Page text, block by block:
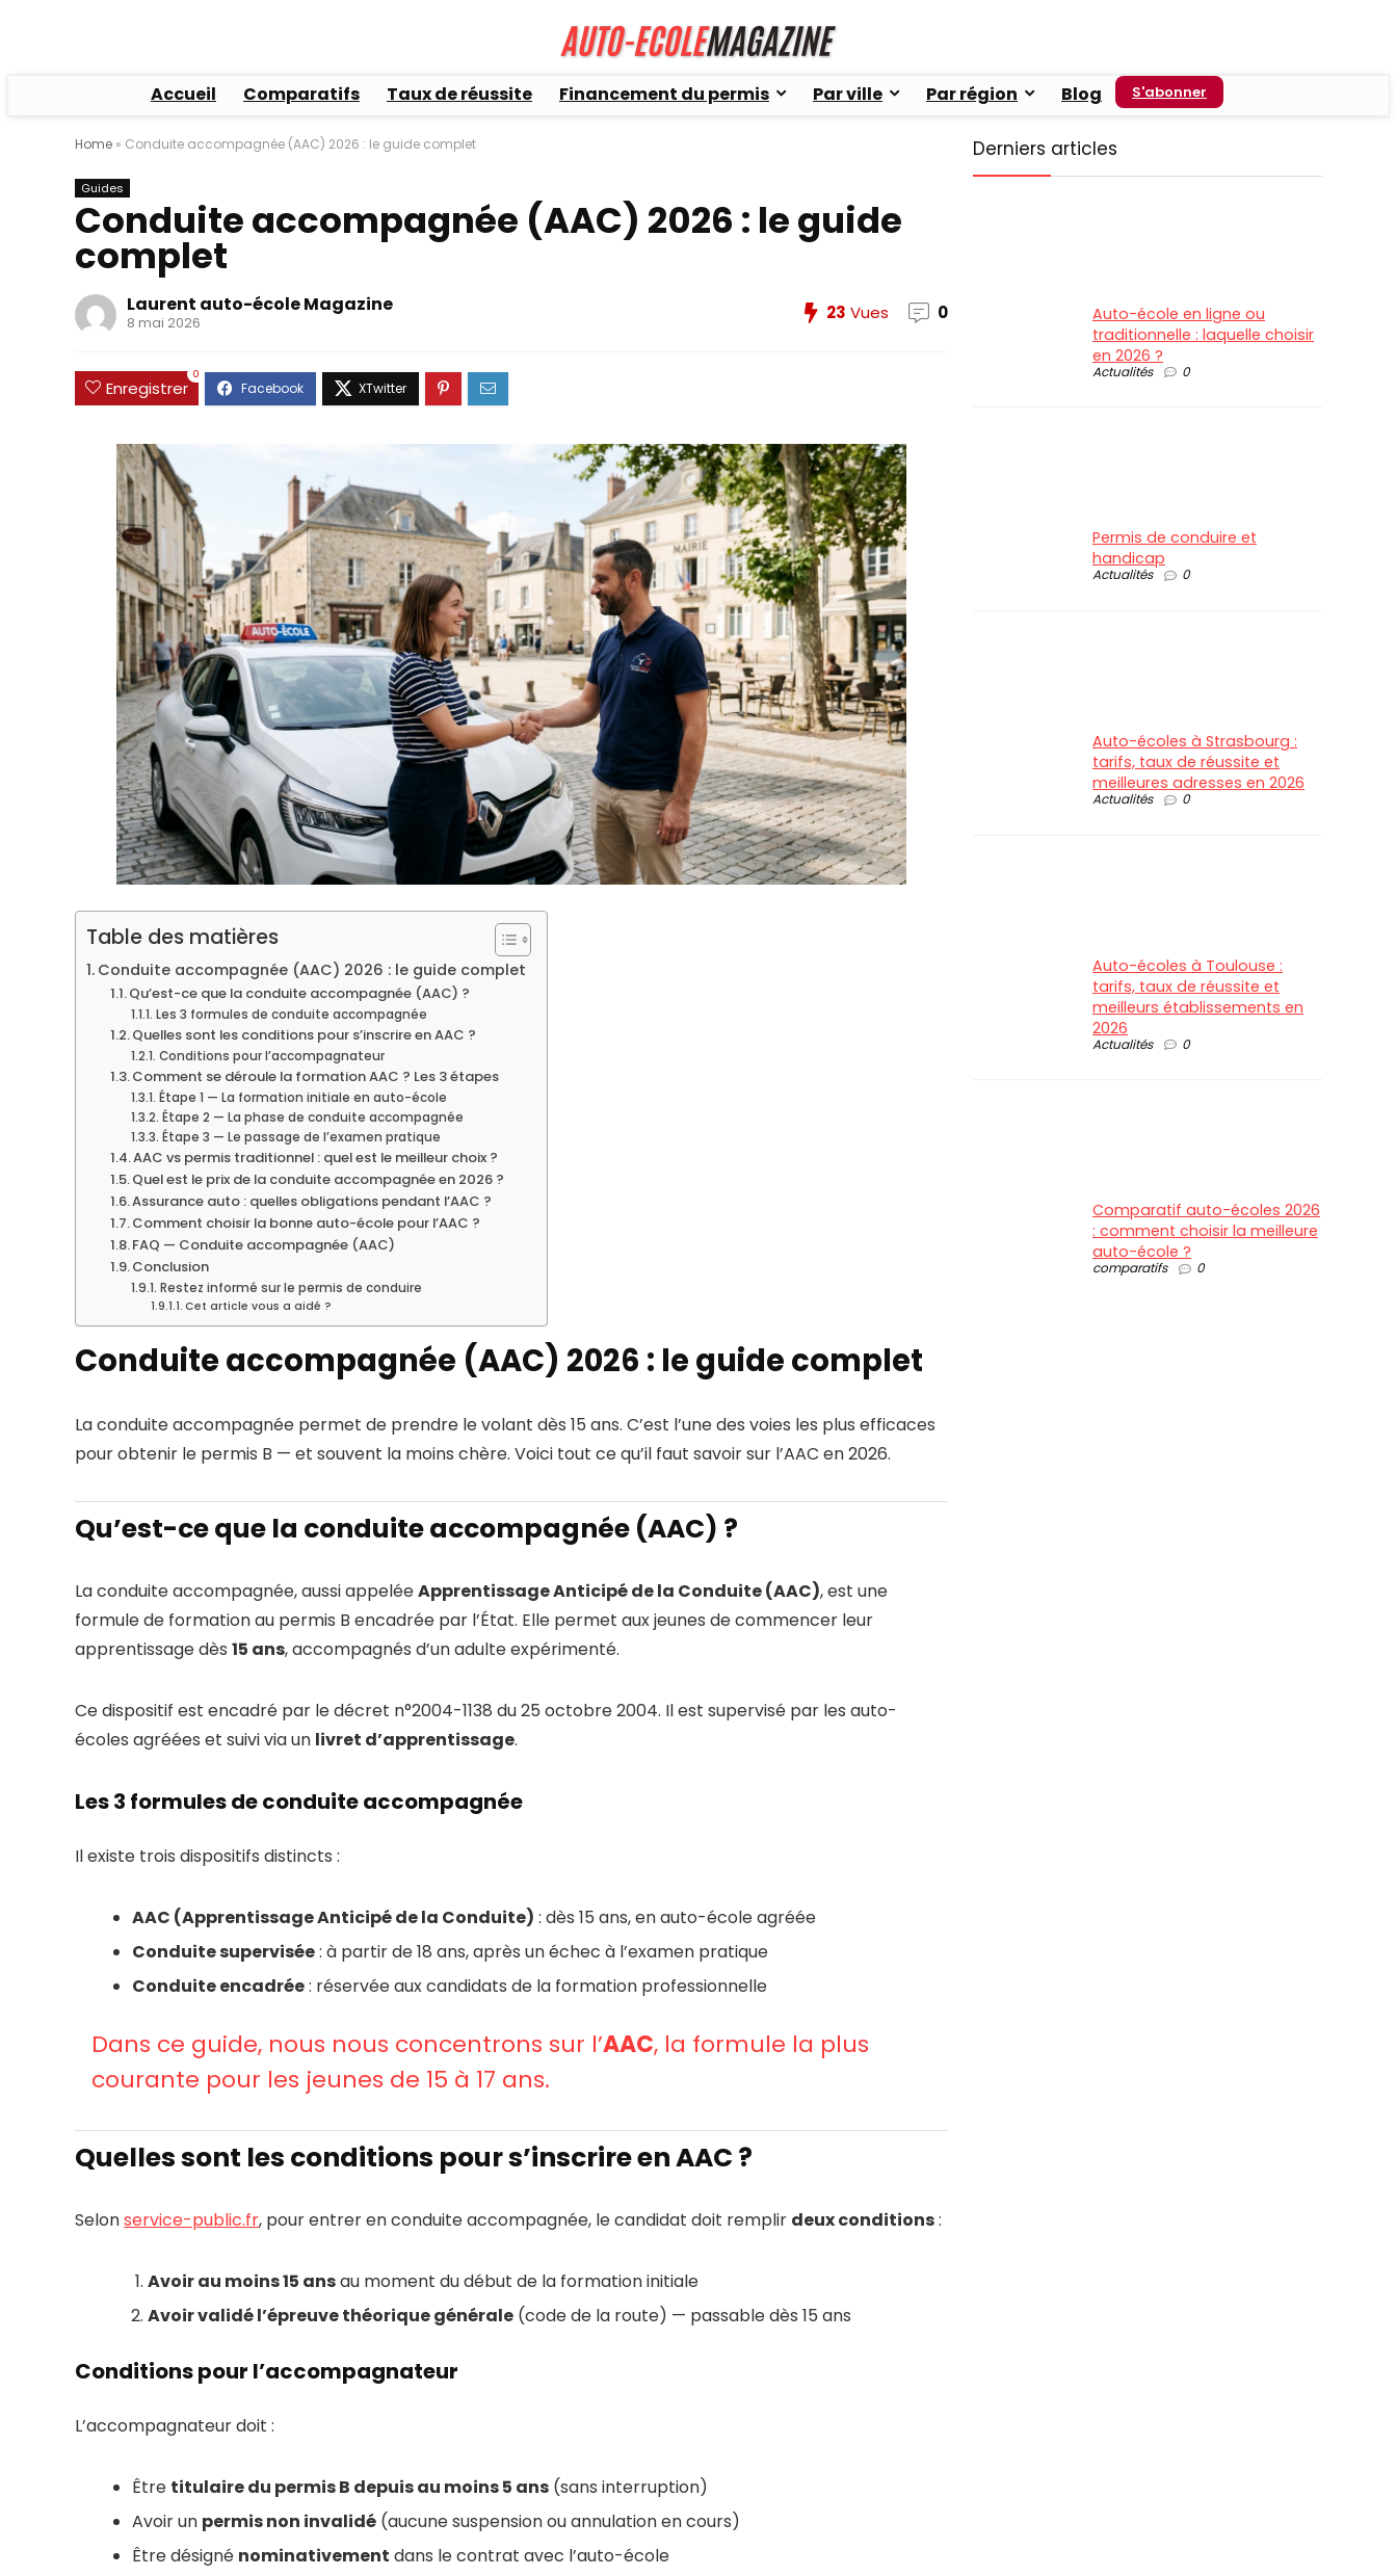
Accueil Comparatifs Taux de réussite Financement du permis Par ville Par région Blog S'abonner
Home » Conduite accompagnée (AAC) 2026 : le guide complet
Guides
Conduite accompagnée (AAC) 2026 : le guide
complet
Laurent auto-école Magazine
8 mai 2026 23 Vues 0
Enregistrer
0
Table des matières
Conduite accompagnée (AAC) 2026 : le guide complet
Qu’est-ce que la conduite accompagnée (AAC) ?
Les 3 formules de conduite accompagnée
Quelles sont les conditions pour s’inscrire en AAC ?
Conditions pour l’accompagnateur
Comment se déroule la formation AAC ? Les 3 étapes
Étape 1 — La formation initiale en auto-école
Étape 2 — La phase de conduite accompagnée
Étape 3 — Le passage de l’examen pratique
AAC vs permis traditionnel : quel est le meilleur choix ?
Quel est le prix de la conduite accompagnée en 2026 ?
Assurance auto : quelles obligations pendant l’AAC ?
Comment choisir la bonne auto-école pour l’AAC ?
FAQ — Conduite accompagnée (AAC)
Conclusion
Restez informé sur le permis de conduire
Cet article vous a aidé ?
Conduite accompagnée (AAC) 2026 : le guide complet
La conduite accompagnée permet de prendre le volant dès 15 ans. C’est l’une des voies les plus efficaces
pour obtenir le permis B — et souvent la moins chère. Voici tout ce qu’il faut savoir sur l’AAC en 2026.
Qu’est-ce que la conduite accompagnée (AAC) ?
La conduite accompagnée, aussi appeléeApprentissage Anticipé de la Conduite (AAC), est une
formule de formation au permis B encadrée par l’État. Elle permet aux jeunes de commencer leur
apprentissage dès 15 ans, accompagnés d’un adulte expérimenté.
Ce dispositif est encadré par le décret n°2004-1138 du 25 octobre 2004. Il est supervisé par les auto-
écoles agréées et suivi via un livret d’apprentissage.
Les 3 formules de conduite accompagnée
Il existe trois dispositifs distincts :
AAC (Apprentissage Anticipé de la Conduite) : dès 15 ans, en auto-école agréée
Conduite supervisée: à partir de 18 ans, après un échec à l’examen pratique
Conduite encadrée: réservée aux candidats de la formation professionnelle
Dans ce guide, nous nous concentrons sur l’AAC, la formule la plus
courante pour les jeunes de 15 à 17 ans.
Quelles sont les conditions pour s’inscrire en AAC ?
Selonservice-public.fr, pour entrer en conduite accompagnée, le candidat doit remplir deux conditions:
Avoir au moins 15 ansau moment du début de la formation initiale
Avoir validé l’épreuve théorique générale (code de la route) — passable dès 15 ans
Conditions pour l’accompagnateur
L’accompagnateur doit :
Être titulaire du permis B depuis au moins 5 ans (sans interruption)
Avoir un permis non invalidé (aucune suspension ou annulation en cours)
Être désigné nominativement dans le contrat avec l’auto-école
Derniers articles
Auto-école en ligne ou
traditionnelle : laquelle choisir
en 2026 ?
Actualités 0
Permis de conduire et
handicap
Actualités 0
Auto-écoles à Strasbourg :
tarifs, taux de réussite et
meilleures adresses en 2026
Actualités 0
Auto-écoles à Toulouse :
tarifs, taux de réussite et
meilleurs établissements en
2026
Actualités 0
Comparatif auto-écoles 2026
: comment choisir la meilleure
auto-école ?
comparatifs 0